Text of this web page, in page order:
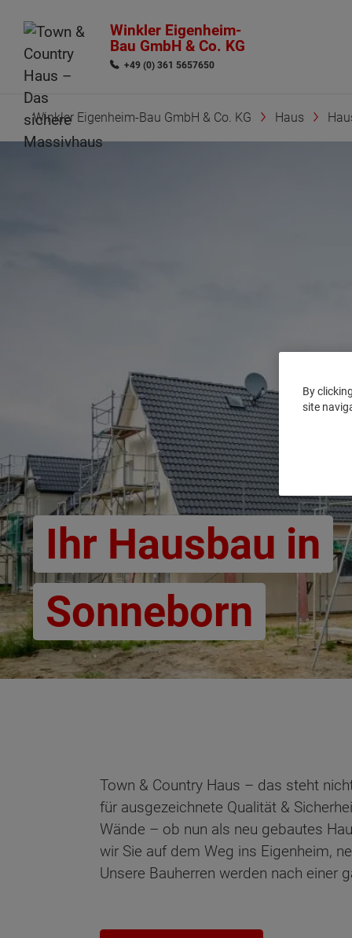
Winkler Eigenheim-
Bau GmbH & Co. KG
+49 (0) 361 5657650
Winkler Eigenheim-Bau GmbH & Co. KG Haus
Ihr Hausbau in
Sonneborn
Town & Country Haus – das steht
für ausgezeichnete Qualität &
Wände – ob nun als neu gebautes
wir Sie auf dem Weg ins Eigenheim,
Unsere Bauherren werden nach einer
By
site